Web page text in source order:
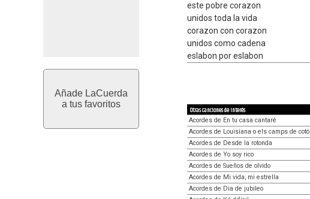
Añade LaCuerda
a tus favoritos
este pobre corazon
unidos toda la vida
corazon con corazon
unidos como cadena
eslabon por eslabon
Otras canciones de interés
Acordes de En tu casa cantaré
Acordes de Louisiana o els camps de cotó
Acordes de Desde la rotonda
Acordes de Yo soy rico
Acordes de Sueños de olvido
Acordes de Mi vida, mi estrella
Acordes de Dia de jubileo